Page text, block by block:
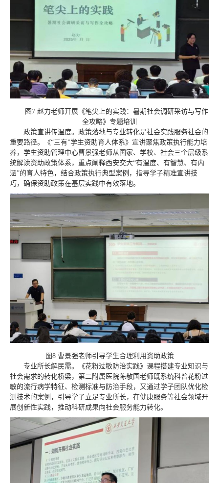
图7 赵力老师开展《笔尖上的实践：暑期社会调研采访与写作
全攻略》专题培训
政策宣讲传温度。政策落地与专业转化是社会实践服务社会的
重要路径。《“三有”学生资助育人体系》宣讲聚焦政策执行能力培
养，学生资助管理中心曹景强老师从国家、学校、社会三个层级系
统解读资助政策体系，重点阐释西安交大“有温度、有智慧、有内
涵”的育人特色，结合政策执行典型案例，指导学子精准宣讲技
巧，确保资助政策在基层实践中有效落地。
图8 曹景强老师引导学生合理利用资助政策
专业所长解民需。《花粉过敏防治实践》课程搭建专业知识与
社会需求的转化桥梁，第二附属医院陈敬国老师既系统科普花粉过
敏的流行病学特征、检测标准与防治手段，又通过学子团队优化检
测技术的案例，引导学子立足专业所长，在健康服务等社会领域开
展创新性实践，推动科研成果向社会服务能力转化。